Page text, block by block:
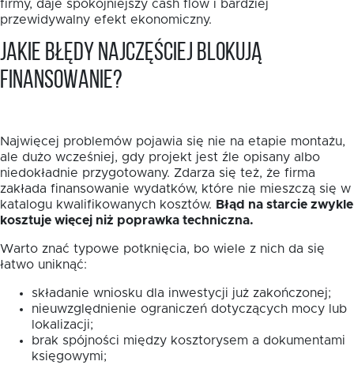
firmy, daje spokojniejszy cash flow i bardziej
przewidywalny efekt ekonomiczny.
Jakie błędy najczęściej blokują
finansowanie?
Najwięcej problemów pojawia się nie na etapie montażu,
ale dużo wcześniej, gdy projekt jest źle opisany albo
niedokładnie przygotowany. Zdarza się też, że firma
zakłada finansowanie wydatków, które nie mieszczą się w
katalogu kwalifikowanych kosztów. Błąd na starcie zwykle
kosztuje więcej niż poprawka techniczna.
Warto znać typowe potknięcia, bo wiele z nich da się
łatwo uniknąć:
składanie wniosku dla inwestycji już zakończonej;
nieuwzględnienie ograniczeń dotyczących mocy lub
lokalizacji;
brak spójności między kosztorysem a dokumentami
księgowymi;